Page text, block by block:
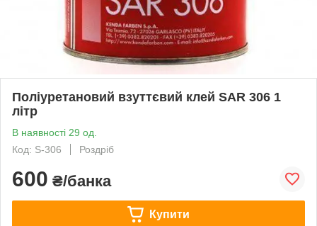
Поліуретановий взуттєвий клей SAR 306 1
літр
В наявності 29 од.
Код: S-306
Роздріб
600 ₴/банка
Купити